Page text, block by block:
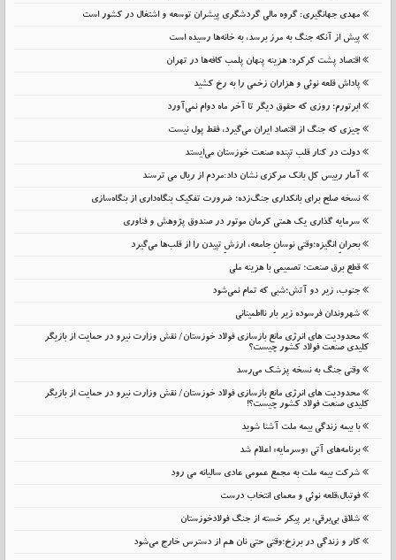
مهدی جهانگیری: گروه مالی گردشگری پیشران توسعه و اشتغال در کشور است
پیش از آنکه جنگ به مرز برسد، به خانه‌ها رسیده است
اقتصاد پشت کرکره؛ هزینه پنهان پلمب کافه‌ها در تهران
پاداش قلعه نوئی و هزاران زخمی را به رخ کشید
ابرتورم؛ روزی که حقوق دیگر تا آخر ماه دوام نمی‌آورد
چیزی که جنگ از اقتصاد ایران می‌گیرد، فقط پول نیست
دولت در کنار قلب تپنده صنعت خوزستان می‌ایستد
آمار رییس کل بانک مرکزی نشان داد:مردم از ریال می ترسند
نسخه صلح برای بانکداری جنگ‌زده؛ ضرورت تفکیک بنگاه‌داری از بنگاه‌سازی
سرمایه گذاری یک همتی کرمان موتور در صندوق پژوهش و فناوری
بحرانِ انگیزه؛وقتی نوسانِ جامعه، ارزشِ تپیدن را از قلب‌ها می‌گیرد
قطع برق صنعت؛ تصمیمی با هزینه ملی
جنوب، زیر دو آتش؛شبی که تمام نمی‌شود
شهروندان فرسوده زیر بار نااطمینانی
محدودیت های انرژی مانع بازسازی فولاد خوزستان/ نقش وزارت نیرو در حمایت از بازیگر
کلیدی صنعت فولاد کشور چیست؟
وقتی جنگ به نسخه پزشک می‌رسد
محدودیت های انرژی مانع بازسازی فولاد خوزستان/ نقش وزارت نیرو در حمایت از بازیگر
کلیدی صنعت فولاد کشور چیست؟!
با بیمه زندگی بیمه ملت آشنا شوید
برنامه‌های آتی «وسرمایه» اعلام شد
شرکت بیمه ملت به مجمع عمومی عادی سالیانه می رود
فوتبال،قلعه نوئی و معمای انتخاب درست
شلاق‌ بی‌برقی، بر پیکر خسته‌ از جنگ فولادخوزستان
کار و زندگی در برزخ؛وقتی حتی نان هم از دسترس خارج می‌شود